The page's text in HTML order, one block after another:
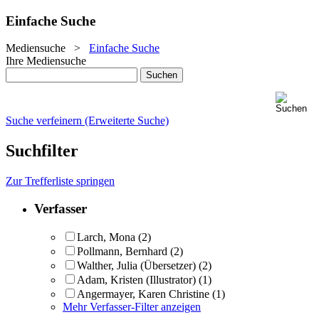
Einfache Suche
Mediensuche > Einfache Suche
Ihre Mediensuche
Suche verfeinern (Erweiterte Suche)
Suchfilter
Zur Trefferliste springen
Verfasser
Larch, Mona (2)
Pollmann, Bernhard (2)
Walther, Julia (Übersetzer) (2)
Adam, Kristen (Illustrator) (1)
Angermayer, Karen Christine (1)
Mehr Verfasser-Filter anzeigen